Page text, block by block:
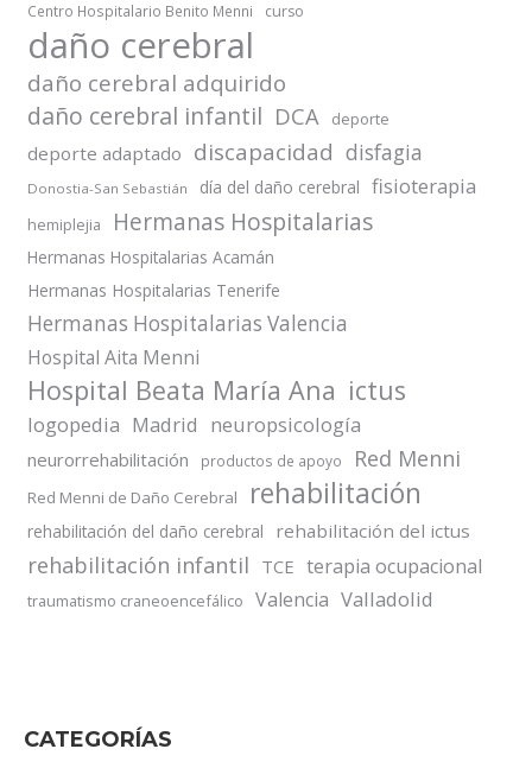
Centro Hospitalario Benito Menni curso
daño cerebral
daño cerebral adquirido
daño cerebral infantil DCA deporte
deporte adaptado discapacidad disfagia
Donostia-San Sebastián día del daño cerebral fisioterapia
hemiplejia Hermanas Hospitalarias
Hermanas Hospitalarias Acamán
Hermanas Hospitalarias Tenerife
Hermanas Hospitalarias Valencia
Hospital Aita Menni
Hospital Beata María Ana ictus
logopedia Madrid neuropsicología
neurorrehabilitación productos de apoyo Red Menni
Red Menni de Daño Cerebral rehabilitación
rehabilitación del daño cerebral rehabilitación del ictus
rehabilitación infantil TCE terapia ocupacional
traumatismo craneoencefálico Valencia Valladolid
CATEGORÍAS